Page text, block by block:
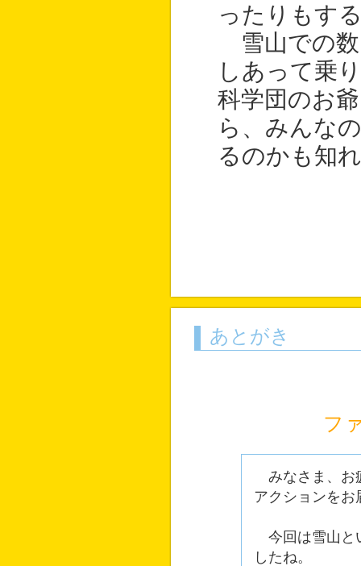
ったりもす
雪山での数
しあって乗
科学団のお
ら、みんな
るのかも知
あとがき
フ
みなさま、お
アクションをお
今回は雪山と
したね。